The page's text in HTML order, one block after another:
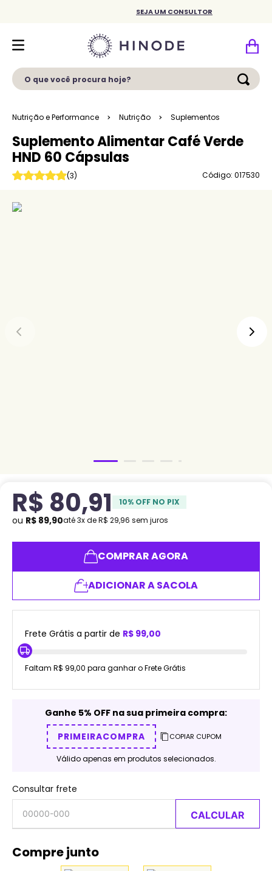
SEJA UM CONSULTOR
O que você procura hoje?
Nutrição e Performance Nutrição Suplementos
Suplemento Alimentar Café Verde
HND 60 Cápsulas
(3) Código: 017530
R$ 80,91 10% OFF NO PIX
ou R$ 89,90até3x deR$ 29,96 sem juros
COMPRAR AGORA
ADICIONAR A SACOLA
Frete Grátis a partir de R$ 99,00
Faltam R$ 99,00 para ganhar o Frete Grátis
Ganhe 5% OFF na sua primeira compra:
PRIMEIRACOMPRA
COPIAR CUPOM
Válido apenas em produtos selecionados.
Consultar frete
CALCULAR
Compre junto